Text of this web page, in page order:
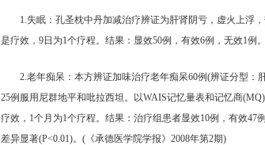
1.失眠：孔圣枕中丹加减治疗辨证为肝肾阴亏，虚火上浮，
是疗效，9日为1个疗程。结果：显效50例，有效6例，无效1例
2.老年痴呆：本方辨证加味治疗老年痴呆60例(辨证分型：
25例服用尼群地平和吡拉西坦。以WAIS记忆量表和记忆商
疗效，1个月为1个疗程。结果：治疗组患者显效10例，有效47
差异显著(P<0.01)。(《承德医学院学报》2008年第2期)